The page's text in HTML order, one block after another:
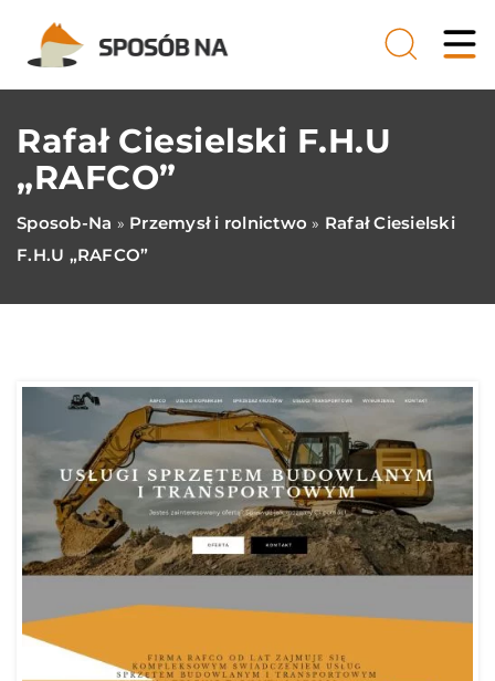
Rafał Ciesielski F.H.U
„RAFCO”
Sposob-Na » Przemysł i rolnictwo » Rafał Ciesielski
F.H.U „RAFCO”